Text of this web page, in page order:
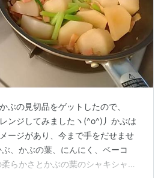
ぶの見切品をゲットしたので、
ンジしてみましたヽ(^o^)丿かぶは
ージがあり、今まで手をだせませ
、かぶの葉、にんにく、ベーコ
らかさとかぶの葉のシャキシャキ